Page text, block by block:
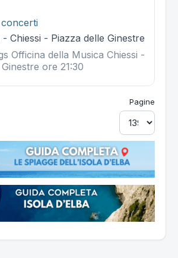
Chiessi - Piazza delle Ginestre
Officina della Musica Chiessi -
ore 21:30
Pagine